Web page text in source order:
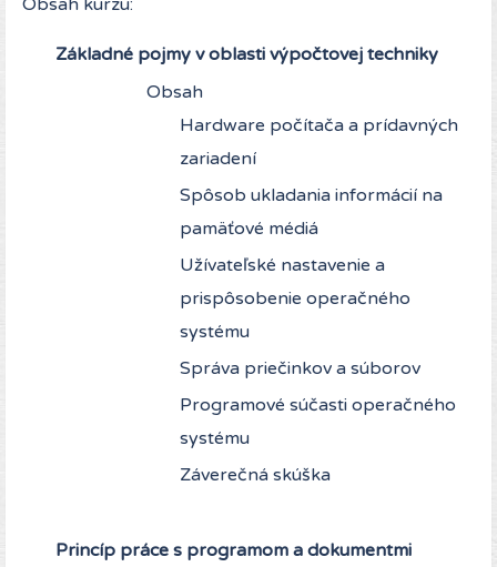
Obsah kurzu:
Základné pojmy v oblasti výpočtovej techniky
Obsah
Hardware počítača a prídavných
zariadení
Spôsob ukladania informácií na
pamäťové médiá
Užívateľské nastavenie a
prispôsobenie operačného
systému
Správa priečinkov a súborov
Programové súčasti operačného
systému
Záverečná skúška
Princíp práce s programom a dokumentmi